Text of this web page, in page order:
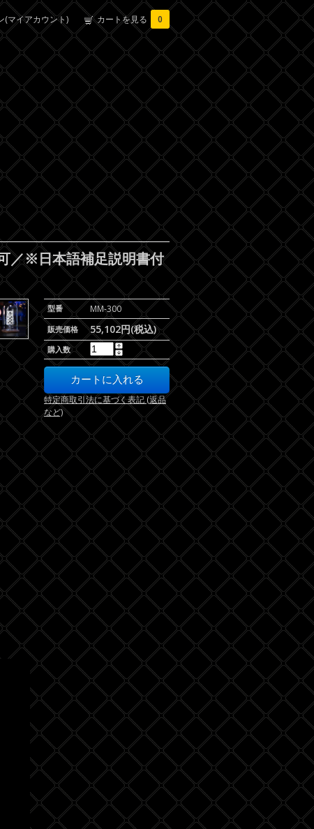
(マイアカウント) カートを見る 0
／※日本語補足説明書付
型番 MM-300
販売価格 55,102円(税込)
購入数
特定商取引法に基づく表記 (返品
など)